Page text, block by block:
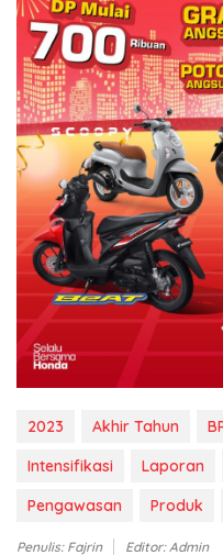
2023 Akhir Tahun
Intensifikasi
Laporan
Pengawasan
Produk
Penulis: Fajrin Editor: Admin